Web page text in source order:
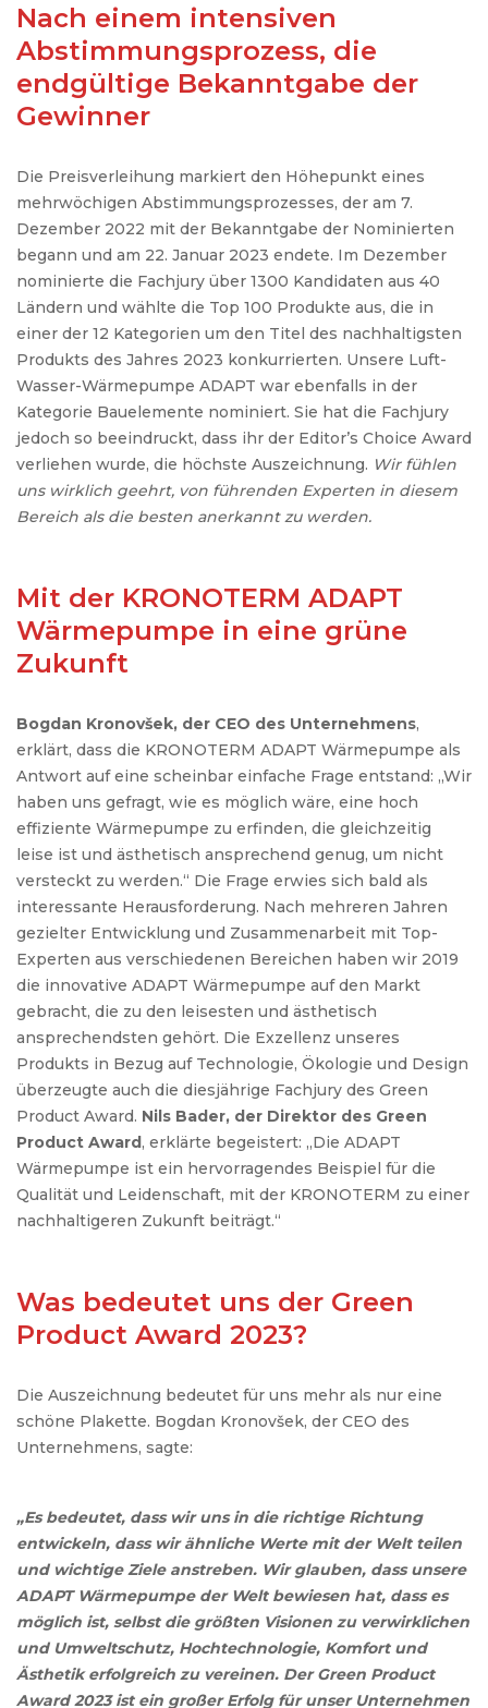
Nach einem intensiven
Abstimmungsprozess, die
endgültige Bekanntgabe der
Gewinner
Die Preisverleihung markiert den Höhepunkt eines
mehrwöchigen Abstimmungsprozesses, der am 7.
Dezember 2022 mit der Bekanntgabe der Nominierten
begann und am 22. Januar 2023 endete. Im Dezember
nominierte die Fachjury über 1300 Kandidaten aus 40
Ländern und wählte die Top 100 Produkte aus, die in
einer der 12 Kategorien um den Titel des nachhaltigsten
Produkts des Jahres 2023 konkurrierten. Unsere Luft-
Wasser-Wärmepumpe ADAPT war ebenfalls in der
Kategorie Bauelemente nominiert. Sie hat die Fachjury
jedoch so beeindruckt, dass ihr der Editor’s Choice Award
verliehen wurde, die höchste Auszeichnung. Wir fühlen
uns wirklich geehrt, von führenden Experten in diesem
Bereich als die besten anerkannt zu werden.
Mit der KRONOTERM ADAPT
Wärmepumpe in eine grüne
Zukunft
Bogdan Kronovšek, der CEO des Unternehmens,
erklärt, dass die KRONOTERM ADAPT Wärmepumpe als
Antwort auf eine scheinbar einfache Frage entstand: „Wir
haben uns gefragt, wie es möglich wäre, eine hoch
effiziente Wärmepumpe zu erfinden, die gleichzeitig
leise ist und ästhetisch ansprechend genug, um nicht
versteckt zu werden.“ Die Frage erwies sich bald als
interessante Herausforderung. Nach mehreren Jahren
gezielter Entwicklung und Zusammenarbeit mit Top-
Experten aus verschiedenen Bereichen haben wir 2019
die innovative ADAPT Wärmepumpe auf den Markt
gebracht, die zu den leisesten und ästhetisch
ansprechendsten gehört. Die Exzellenz unseres
Produkts in Bezug auf Technologie, Ökologie und Design
überzeugte auch die diesjährige Fachjury des Green
Product Award. Nils Bader, der Direktor des Green
Product Award, erklärte begeistert: „Die ADAPT
Wärmepumpe ist ein hervorragendes Beispiel für die
Qualität und Leidenschaft, mit der KRONOTERM zu einer
nachhaltigeren Zukunft beiträgt.“
Was bedeutet uns der Green
Product Award 2023?
Die Auszeichnung bedeutet für uns mehr als nur eine
schöne Plakette. Bogdan Kronovšek, der CEO des
Unternehmens, sagte:
„Es bedeutet, dass wir uns in die richtige Richtung
entwickeln, dass wir ähnliche Werte mit der Welt teilen
und wichtige Ziele anstreben. Wir glauben, dass unsere
ADAPT Wärmepumpe der Welt bewiesen hat, dass es
möglich ist, selbst die größten Visionen zu verwirklichen
und Umweltschutz, Hochtechnologie, Komfort und
Ästhetik erfolgreich zu vereinen. Der Green Product
Award 2023 ist ein großer Erfolg für unser Unternehmen